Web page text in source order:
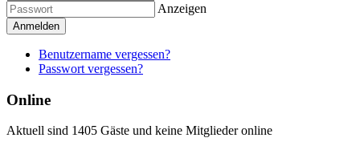
Anzeigen
Anmelden
Benutzername vergessen?
Passwort vergessen?
Online
Aktuell sind 1405 Gäste und keine Mitglieder online